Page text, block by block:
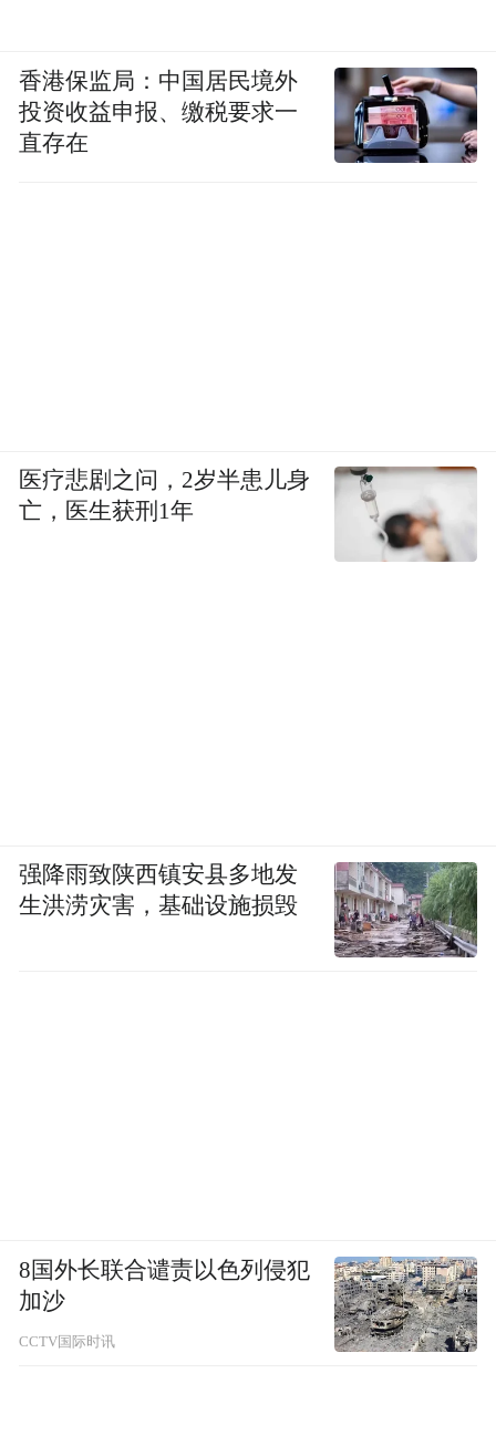
香港保监局：中国居民境外
投资收益申报、缴税要求一
直存在
医疗悲剧之问，2岁半患儿身
亡，医生获刑1年
强降雨致陕西镇安县多地发
生洪涝灾害，基础设施损毁
8国外长联合谴责以色列侵犯
加沙
CCTV国际时讯